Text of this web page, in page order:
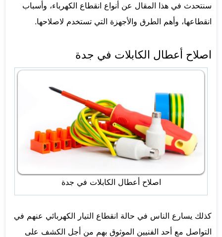
سنتحدث في هذا المقال عن أنواع انقطاع الكهرباء، وأسباب
انقطاعها، وأهم الطرق والأجهزة التي تستخدم لاصلاحها.
اصلاح أعطال الكابلات في جدة
اصلاح أعطال الكابلات في جدة
كذلك يسارع الناس في حالة انقطاع التيار الكهربائي عنهم في
التواصل مع أحد الفنيين الموثوق بهم من أجل الكشف على